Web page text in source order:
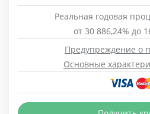
Реальная годовая
от 30 886,24% до
Предупреждение о
Основные